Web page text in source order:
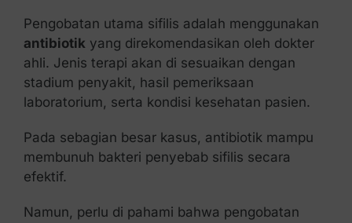
Pengobatan utama sifilis adalah menggunakan
antibiotikyang direkomendasikan oleh dokter
ahli. Jenis terapi akan di sesuaikan dengan
stadium penyakit, hasil pemeriksaan
laboratorium, serta kondisi kesehatan pasien.
Pada sebagian besar kasus, antibiotik mampu
membunuh bakteri penyebab sifilis secara
efektif.
Namun, perlu di pahami bahwa pengobatan